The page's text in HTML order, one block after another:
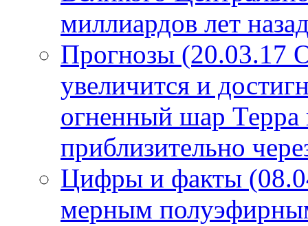
миллиардов лет
Прогнозы (20.03.17
увеличится и
огненный шар Терра
приблизительно
Цифры и факты
мерным